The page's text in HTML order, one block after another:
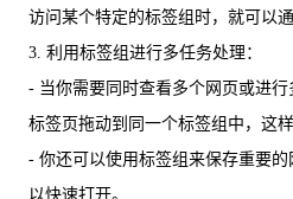
访问某个特定的标签组时，就可以
3. 利用标签组进行多任务处理：
- 当你需要同时查看多个网页或进
标签页拖动到同一个标签组中，这
- 你还可以使用标签组来保存重要的
以快速打开。